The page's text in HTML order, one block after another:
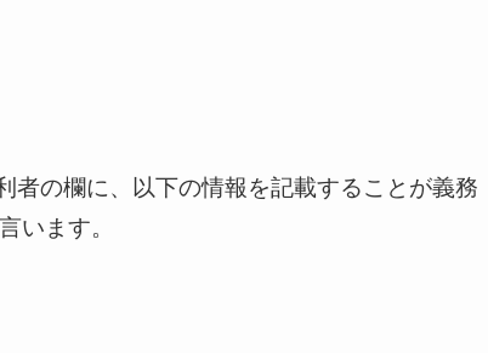
者の欄に、以下の情報を記載することが義務
います。